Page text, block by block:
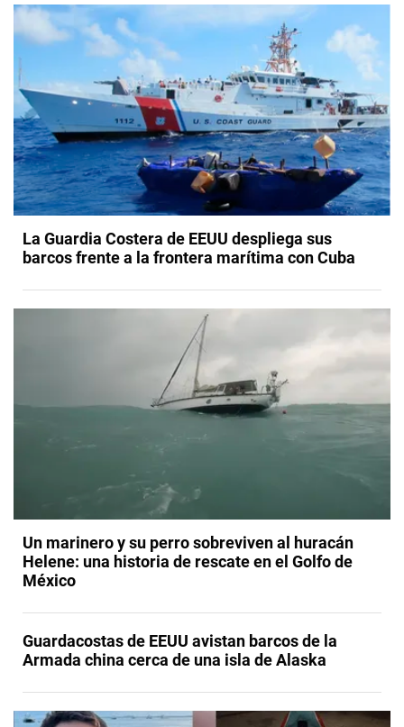
La Guardia Costera de EEUU despliega sus
barcos frente a la frontera marítima con Cuba
Un marinero y su perro sobreviven al huracán
Helene: una historia de rescate en el Golfo de
México
Guardacostas de EEUU avistan barcos de la
Armada china cerca de una isla de Alaska